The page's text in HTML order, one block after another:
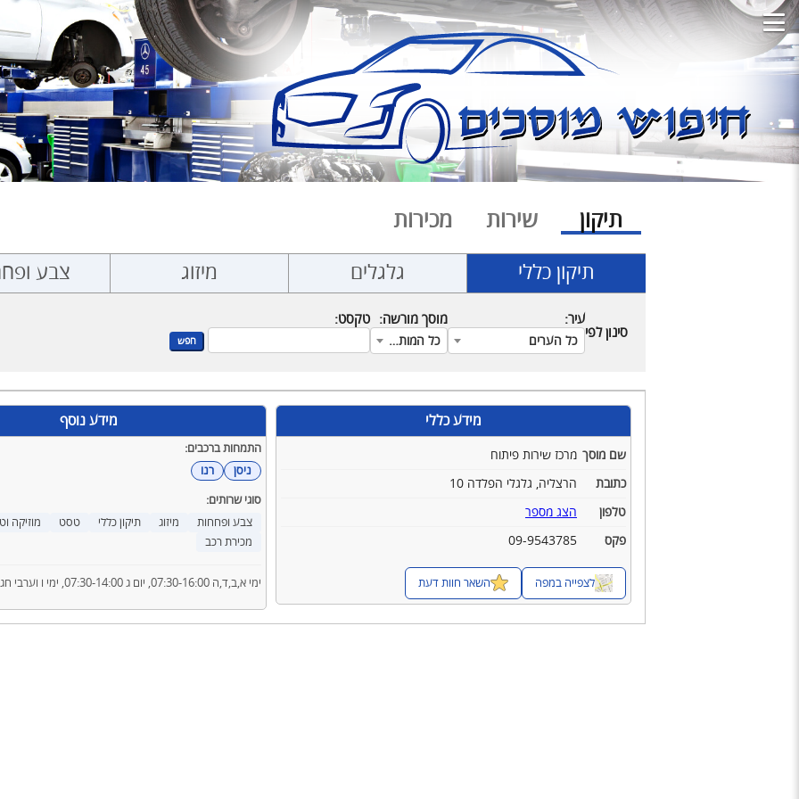
תיקון שירות מכירות
תיקון כללי גלגלים מיזוג צבע
סינון לפי
עיר:
כל הערים
מוסך מורשה:
כל המותגים
טקסט:
חפש
מידע כללי
שם מוסך מרכז שירות פיתוח
כתובת
הרצליה, גלגלי הפלדה 10
טלפון
הצג מספר
פקס
09-9543785
לצפייה במפה השאר חוות דעת
מידע נוסף
התמחות ברכבים:
ניסן
רנו
סוגי שרותים:
צבע ופחחות
מיזוג תיקון כללי טסט
מוזיקה
מכירת רכב
ימי א,ב,ד,ה 07:30-16:00, יום ג 07:30-14:00, ימי ו וערבי חג 07:30-12:00